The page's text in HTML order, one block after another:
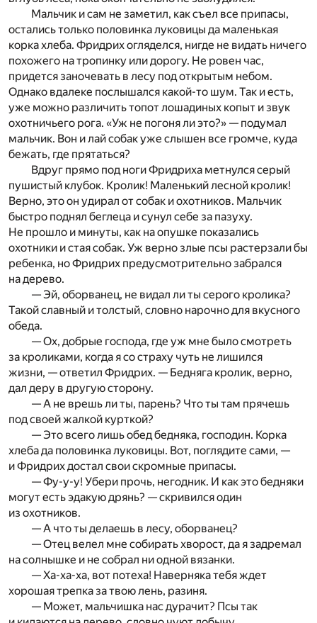
Мальчик и сам не заметил, как съел все припасы,
остались только половинка луковицы да маленькая
корка хлеба. Фридрих огляделся, нигде не видать ничего
похожего на тропинку или дорогу. Не ровен час,
придется заночевать в лесу под открытым небом.
Однако вдалеке послышался какой-то шум. Так и есть,
уже можно различить топот лошадиных копыт и звук
охотничьего рога. «Уж не погоня ли это?» — подумал
мальчик. Вон и лай собак уже слышен все громче, куда
бежать, где прятаться?
Вдруг прямо под ноги Фридриха метнулся серый
пушистый клубок. Кролик! Маленький лесной кролик!
Верно, это он удирал от собак и охотников. Мальчик
быстро поднял беглеца и сунул себе за пазуху.
Не прошло и минуты, как на опушке показались
охотники и стая собак. Уж верно злые псы растерзали бы
ребенка, но Фридрих предусмотрительно забрался
на дерево.
— Эй, оборванец, не видал ли ты серого кролика?
Такой славный и толстый, словно нарочно для вкусного
обеда.
— Ох, добрые господа, где уж мне было смотреть
за кроликами, когда я со страху чуть не лишился
жизни, — ответил Фридрих. — Бедняга кролик, верно,
дал деру в другую сторону.
— А не врешь ли ты, парень? Что ты там прячешь
под своей жалкой курткой?
— Это всего лишь обед бедняка, господин. Корка
хлеба да половинка луковицы. Вот, поглядите сами, —
и Фридрих достал свои скромные припасы.
— Фу-у-у! Убери прочь, негодник. И как это бедняки
могут есть эдакую дрянь? — скривился один
из охотников.
— А что ты делаешь в лесу, оборванец?
— Отец велел мне собирать хворост, да я задремал
на солнышке и не собрал ни одной вязанки.
— Ха-ха-ха, вот потеха! Наверняка тебя ждет
хорошая трепка за твою лень, разиня.
— Может, мальчишка нас дурачит? Псы так